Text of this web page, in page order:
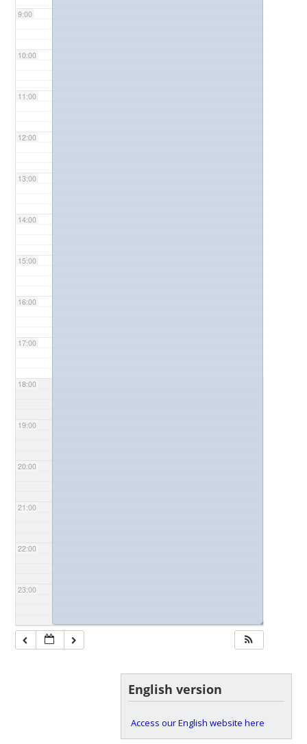
9:00
10:00
11:00
12:00
13:00
14:00
15:00
16:00
17:00
18:00
19:00
20:00
21:00
22:00
23:00
◢
English version
Access our English website here